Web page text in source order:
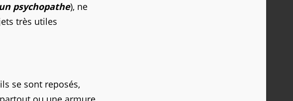
psychopathe), ne
très utiles
se sont reposés,